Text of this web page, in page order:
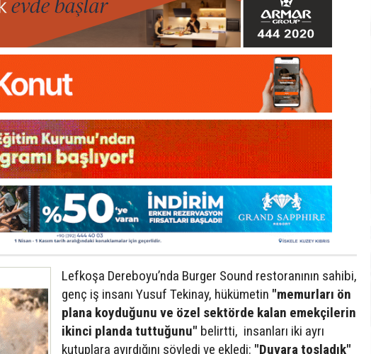
Lefkoşa Dereboyu’nda Burger Sound restoranının sahibi,
genç iş insanı Yusuf Tekinay, hükümetin "memurları ön
plana koyduğunu ve özel sektörde kalan emekçilerin
ikinci planda tuttuğunu" belirtti, insanları iki ayrı
kutuplara ayırdığını söyledi ve ekledi: "Duvara tosladık"